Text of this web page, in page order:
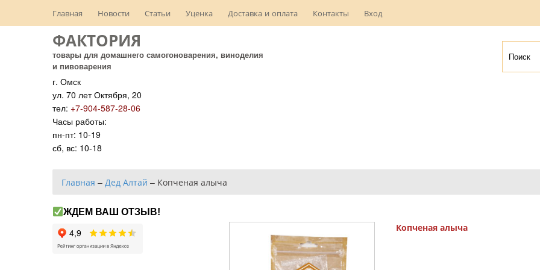
Главная Новости Статьи Уценка Доставка и оплата Контакты Вход
ФАКТОРИЯ
товары для домашнего самогоноварения, виноделия
и пивоварения
г. Омск
ул. 70 лет Октября, 20
тел: +7-904-587-28-06
Часы работы:
пн-пт: 10-19
сб, вс: 10-18
Главная – Дед Алтай – Копченая алыча
Копченая алыча
ЖДЕМ ВАШ ОТЗЫВ!